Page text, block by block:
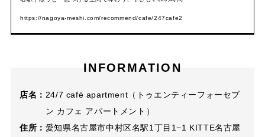
https://nagoya-meshi.com/recommend/cafe/247cafe2
INFORMATION
店名： 24/7 café apartment（トゥエンティーフォーセブ
ン カフェ アパートメント）
住所： 愛知県名古屋市中村区名駅1丁目1−1 KITTE名古屋